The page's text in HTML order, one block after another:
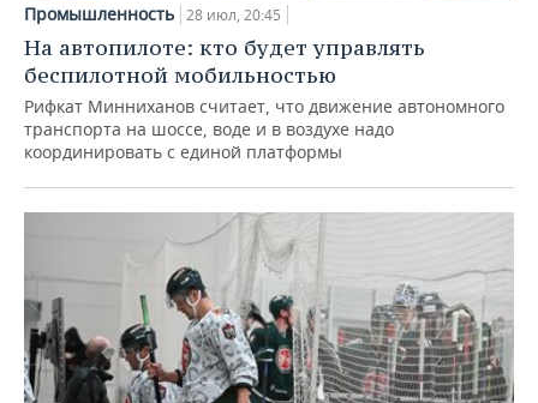
Промышленность 28 июл, 20:45
На автопилоте: кто будет управлять
беспилотной мобильностью
Рифкат Минниханов считает, что движение автономного
транспорта на шоссе, воде и в воздухе надо
координировать с единой платформы